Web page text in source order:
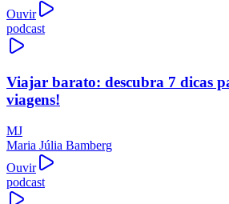
Ouvir
podcast
Viajar barato: descubra 7 dicas
viagens!
MJ
Maria Júlia Bamberg
Ouvir
podcast